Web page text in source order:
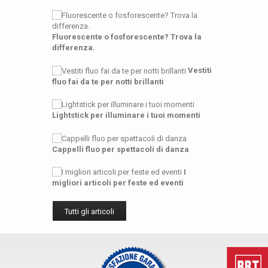
Fluorescente o fosforescente? Trova la
differenza.
Vestiti
fluo fai da te per notti brillanti
Lightstick per illuminare i tuoi momenti
Cappelli fluo per spettacoli di danza
I
migliori articoli per feste ed eventi
Tutti gli articoli